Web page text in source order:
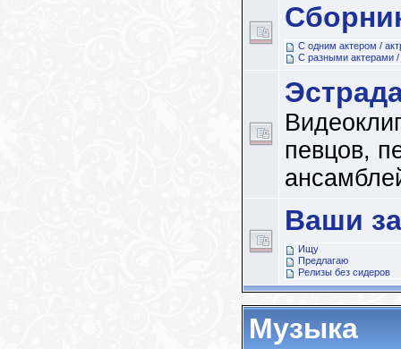
С одним актером /
С разными актерами /
певцов,
Ваши
Ищу
Предлагаю
Релизы без сидеров
Музыка